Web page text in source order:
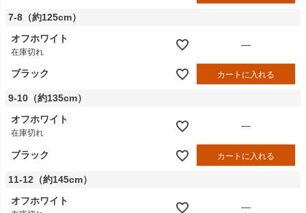
7-8（約125cm）
オフホワイト
在庫切れ
—
ブラック カートに入れる
9-10（約135cm）
オフホワイト
在庫切れ
—
ブラック カートに入れる
11-12（約145cm）
オフホワイト
—